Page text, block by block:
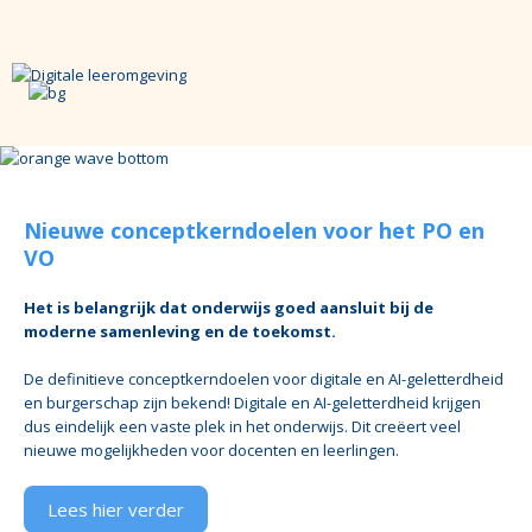
Nieuwe conceptkerndoelen voor het PO en
VO
Het is belangrijk dat onderwijs goed aansluit bij de
moderne samenleving en de toekomst.
De definitieve conceptkerndoelen voor digitale en AI-geletterdheid
en burgerschap zijn bekend! Digitale en AI-geletterdheid krijgen
dus eindelijk een vaste plek in het onderwijs. Dit creëert veel
nieuwe mogelijkheden voor docenten en leerlingen.
Lees hier verder